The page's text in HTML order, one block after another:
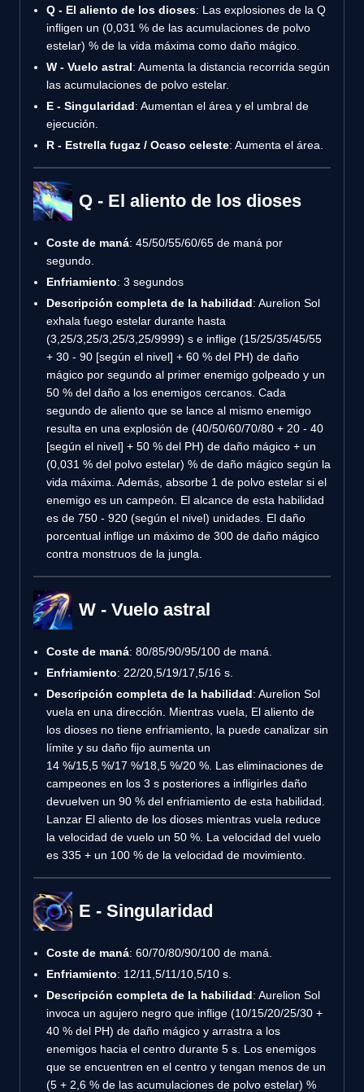
Q - El aliento de los dioses: Las explosiones de la Q
infligen un (0,031 % de las acumulaciones de polvo
estelar) % de la vida máxima como daño mágico.
W - Vuelo astral: Aumenta la distancia recorrida según
las acumulaciones de polvo estelar.
E - Singularidad: Aumentan el área y el umbral de
ejecución.
R - Estrella fugaz / Ocaso celeste: Aumenta el área.
Q - El aliento de los dioses
Coste de maná: 45/50/55/60/65 de maná por
segundo.
Enfriamiento: 3 segundos
Descripción completa de la habilidad: Aurelion Sol
exhala fuego estelar durante hasta
(3,25/3,25/3,25/3,25/9999) s e inflige (15/25/35/45/55
+ 30 - 90 [según el nivel] + 60 % del PH) de daño
mágico por segundo al primer enemigo golpeado y un
50 % del daño a los enemigos cercanos. Cada
segundo de aliento que se lance al mismo enemigo
resulta en una explosión de (40/50/60/70/80 + 20 - 40
[según el nivel] + 50 % del PH) de daño mágico + un
(0,031 % del polvo estelar) % de daño mágico según la
vida máxima. Además, absorbe 1 de polvo estelar si el
enemigo es un campeón. El alcance de esta habilidad
es de 750 - 920 (según el nivel) unidades. El daño
porcentual inflige un máximo de 300 de daño mágico
contra monstruos de la jungla.
W - Vuelo astral
Coste de maná: 80/85/90/95/100 de maná.
Enfriamiento: 22/20,5/19/17,5/16 s.
Descripción completa de la habilidad: Aurelion Sol
vuela en una dirección. Mientras vuela, El aliento de
los dioses no tiene enfriamiento, la puede canalizar sin
límite y su daño fijo aumenta un
14 %/15,5 %/17 %/18,5 %/20 %. Las eliminaciones de
campeones en los 3 s posteriores a infligirles daño
devuelven un 90 % del enfriamiento de esta habilidad.
Lanzar El aliento de los dioses mientras vuela reduce
la velocidad de vuelo un 50 %. La velocidad del vuelo
es 335 + un 100 % de la velocidad de movimiento.
E - Singularidad
Coste de maná: 60/70/80/90/100 de maná.
Enfriamiento: 12/11,5/11/10,5/10 s.
Descripción completa de la habilidad: Aurelion Sol
invoca un agujero negro que inflige (10/15/20/25/30 +
40 % del PH) de daño mágico y arrastra a los
enemigos hacia el centro durante 5 s. Los enemigos
que se encuentren en el centro y tengan menos de un
(5 + 2,6 % de las acumulaciones de polvo estelar) %